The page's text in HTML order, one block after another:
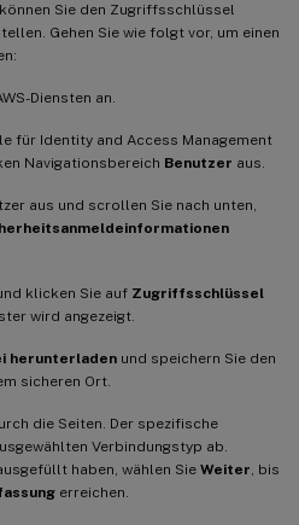
Sie den Zugriffsschlüssel
Gehen Sie wie folgt vor, um einen
Diensten an.
für Identity and Access Management
Navigationsbereich Benutzer aus.
aus und scrollen Sie nach unten,
klicken Sie auf Zugriffsschlüssel
wird angezeigt.
herunterladen und speichern Sie den
sicheren Ort.
die Seiten. Der spezifische
Verbindungstyp ab.
haben, wählen Sie Weiter, bis
erreichen.